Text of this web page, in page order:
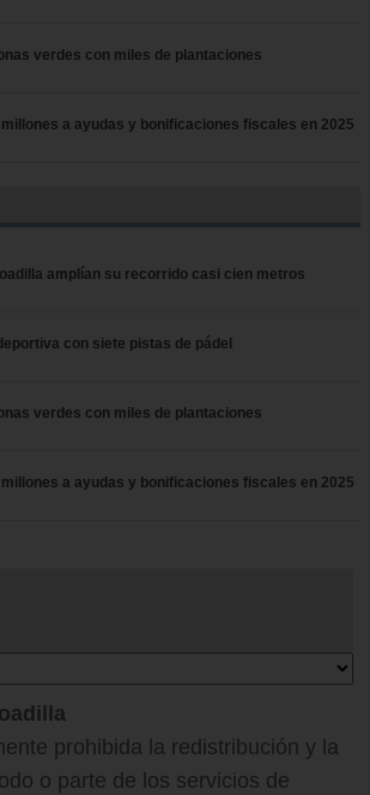
verdes con miles de plantaciones
a ayudas y bonificaciones fiscales en 2025
amplían su recorrido casi cien metros
con siete pistas de pádel
verdes con miles de plantaciones
a ayudas y bonificaciones fiscales en 2025
prohibida la redistribución y la
o parte de los servicios de